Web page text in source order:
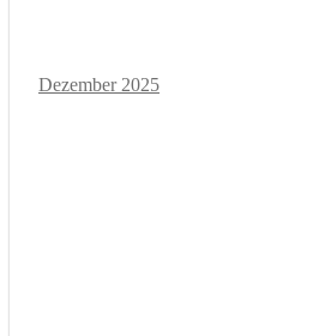
Dezember 2025